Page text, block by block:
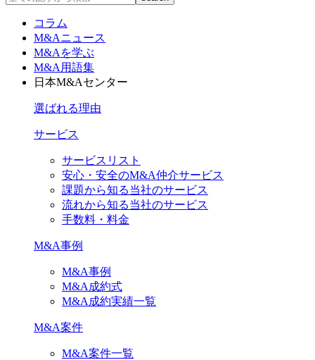
コラム
M&Aニュース
M&Aを学ぶ
M&A用語集
日本M&Aセンター
選ばれる理由
サービス
サービスリスト
安心・安全のM&A仲介サービス
課題から知る当社のサービス
流れから知る当社のサービス
手数料・料金
M&A事例
M&A事例
M&A成約式
M&A成約実績一覧
M&A案件
M&A案件一覧